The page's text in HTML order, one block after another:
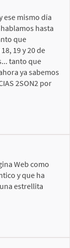
ese mismo día
hasta
que
19 y 20 de
tanto que
ya sabemos
2SON2 por
Web como
y que ha
estrellita